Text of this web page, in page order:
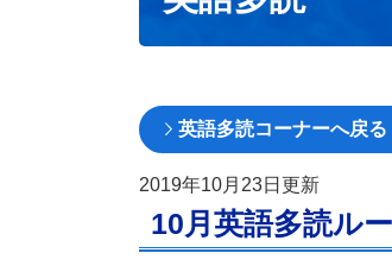
英語多読コーナーへ戻る
2019年10月23日 更新
10月英語多読ル